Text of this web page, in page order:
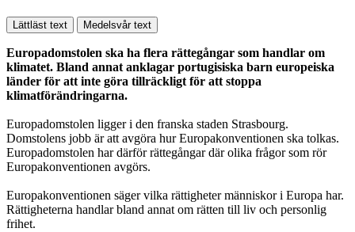
Lättläst text Medelsvår text
Europadomstolen ska ha flera rättegångar som handlar om
klimatet. Bland annat anklagar portugisiska barn europeiska
länder för att inte göra tillräckligt för att stoppa
klimatförändringarna.
Europadomstolen ligger i den franska staden Strasbourg.
Domstolens jobb är att avgöra hur Europakonventionen ska tolkas.
Europadomstolen har därför rättegångar där olika frågor som rör
Europakonventionen avgörs.
Europakonventionen säger vilka rättigheter människor i Europa har.
Rättigheterna handlar bland annat om rätten till liv och personlig
frihet.